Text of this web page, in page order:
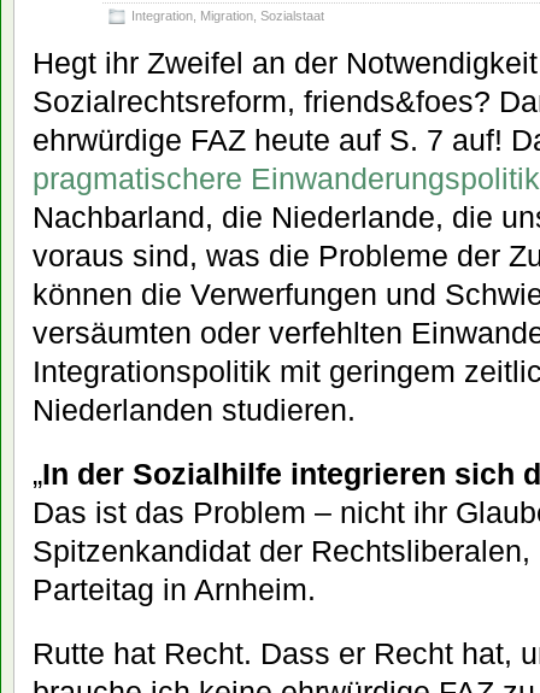
Integration Migration Sozialstaat
Hegt ihr Zweifel an der
Sozialrechtsreform, friends&foes?
ehrwürdige FAZ heute auf S. 7 auf!
pragmatischere Einwanderungspolitik
Nachbarland, die Niederlande, die
voraus sind, was die Probleme der
können die Verwerfungen und
versäumten oder verfehlten
Integrationspolitik mit geringem
Niederlanden studieren.
„In der Sozialhilfe integrieren sich
Das ist das Problem – nicht ihr
Spitzenkandidat der
Parteitag in Arnheim.
Rutte hat Recht. Dass er Recht hat,